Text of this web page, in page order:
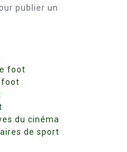
publier un
foot
foot
du cinéma
de sport